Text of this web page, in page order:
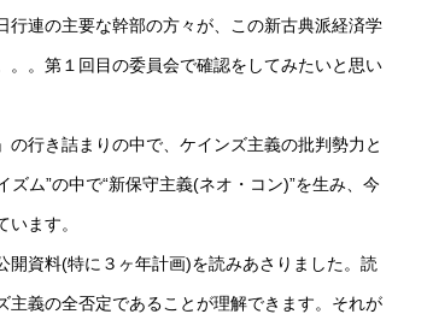
連の主要な幹部の方々が、この新古典派経済学
。第１回目の委員会で確認をしてみたいと思い
行き詰まりの中で、ケインズ主義の批判勢力と
ム”の中で“新保守主義(ネオ・コン)”を生み、今
ます。
資料(特に３ヶ年計画)を読みあさりました。読
義の全否定であることが理解できます。それが